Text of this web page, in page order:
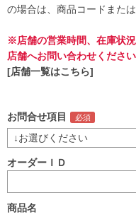
の場合は、商品コードまた
※店舗の営業時間、在庫状
店舗へお問い合わせください
[店舗一覧はこちら]
お問合せ項目
オーダーＩＤ
商品名